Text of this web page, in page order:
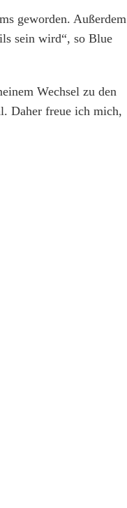
geworden. Außerdem
sein wird“, so Blue
Wechsel zu den
Daher freue ich mich,